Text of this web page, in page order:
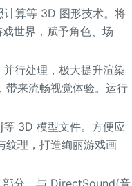
计算等 3D 图形技术。将
世界，赋予角色、场
行处理，极大提升渲染
带来流畅视觉体验。运行
3D 模型文件。方便应
纹理，打造绚丽游戏画
分，与 DirectSound(音